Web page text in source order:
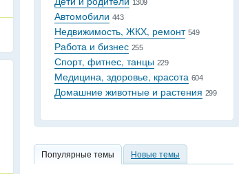
1309
Автомобили 443
Недвижимость, ЖКХ, ремонт 549
Работа и бизнес 255
Спорт, фитнес, танцы 229
Медицина, здоровье, красота 604
Домашние животные и растения 299
Популярные темы Новые темы